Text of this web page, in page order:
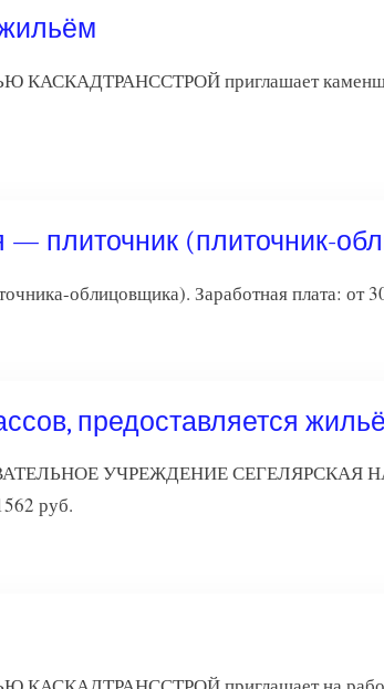
приглашает каменщика
плиточник (плиточник-
облицовщика). Заработная плата: от
предоставляется жильё
УЧРЕЖДЕНИЕ СЕГЕЛЯРСКАЯ
руб.